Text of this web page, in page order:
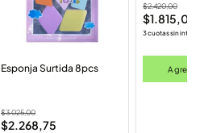
Esponja Surtida 8pcs
$3.025,00
$2.268,75
$2.420,00
$1.815,00
3 cuotas sin